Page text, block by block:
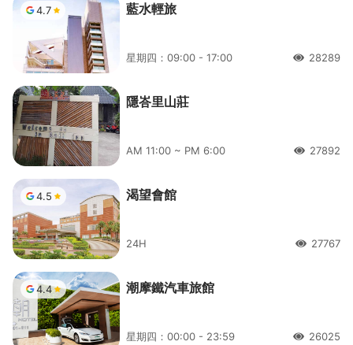
4.7 藍水輕旅
星期四：09:00 - 17:00 人氣28289
隱峇里山莊
AM 11:00 ~ PM 6:00 人氣27892
4.5 渴望會館
24H 人氣27767
4.4 潮摩鐵汽車旅館
星期四：00:00 - 23:59 人氣26025